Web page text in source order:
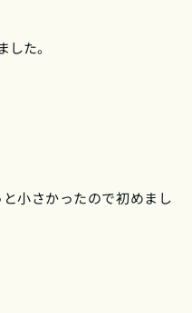
た。
小さかったので初めまし